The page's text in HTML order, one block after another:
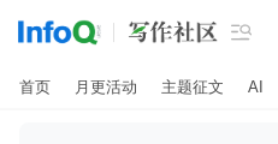

首页 月更活动 主题征文 AI